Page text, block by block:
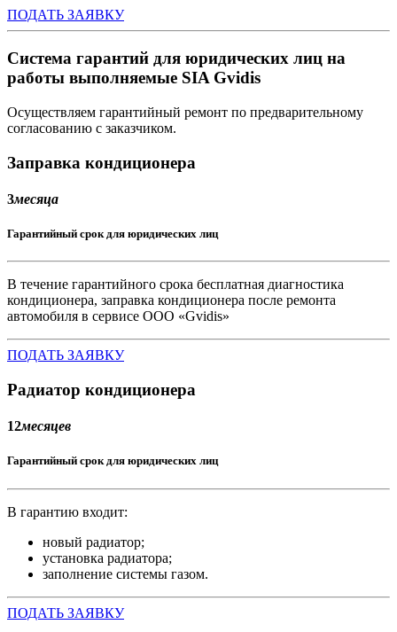
ПОДАТЬ ЗАЯВКУ
Система гарантий для юридических лиц на
работы выполняемые SIA Gvidis
Осуществляем гарантийный ремонт по предварительному
согласованию с заказчиком.
Заправка кондиционера
3месяца
Гарантийный срок для юридических лиц
В течение гарантийного срока бесплатная диагностика
кондиционера, заправка кондиционера после ремонта
автомобиля в сервисе ООО «Gvidis»
ПОДАТЬ ЗАЯВКУ
Радиатор кондиционера
12месяцев
Гарантийный срок для юридических лиц
В гарантию входит:
новый радиатор;
установка радиатора;
заполнение системы газом.
ПОДАТЬ ЗАЯВКУ